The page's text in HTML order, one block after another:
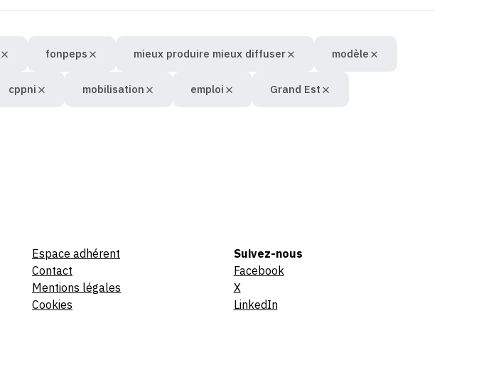
fonpeps mieux produire mieux diffuser modèle
cppni mobilisation emploi Grand Est
Espace adhérent
Contact
Mentions légales
Cookies
Suivez-nous
Facebook
X
LinkedIn